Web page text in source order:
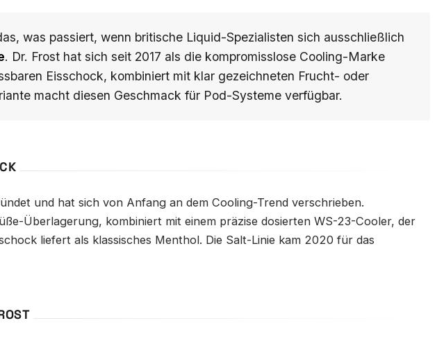
was passiert, wenn britische Liquid-Spezialisten sich ausschließlich
. Dr. Frost hat sich seit 2017 als die kompromisslose Cooling-Marke
Eisschock, kombiniert mit klar gezeichneten Frucht- oder
macht diesen Geschmack für Pod-Systeme verfügbar.
und hat sich von Anfang an dem Cooling-Trend verschrieben.
Überlagerung, kombiniert mit einem präzise dosierten WS-23-Cooler, der
liefert als klassisches Menthol. Die Salt-Linie kam 2020 für das